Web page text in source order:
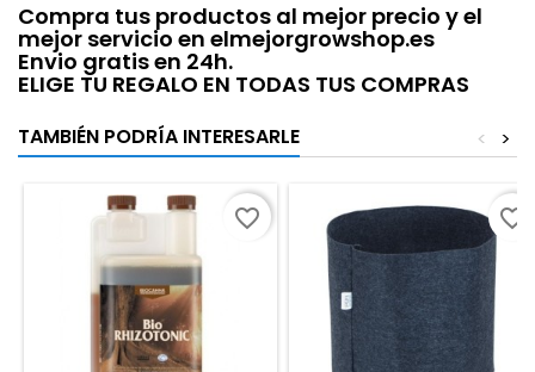
Compra tus productos al mejor precio y el
mejor servicio en elmejorgrowshop.es
Envio gratis en 24h.
ELIGE TU REGALO EN TODAS TUS COMPRAS
TAMBIÉN PODRÍA INTERESARLE >
<
favorite_border favorite_border